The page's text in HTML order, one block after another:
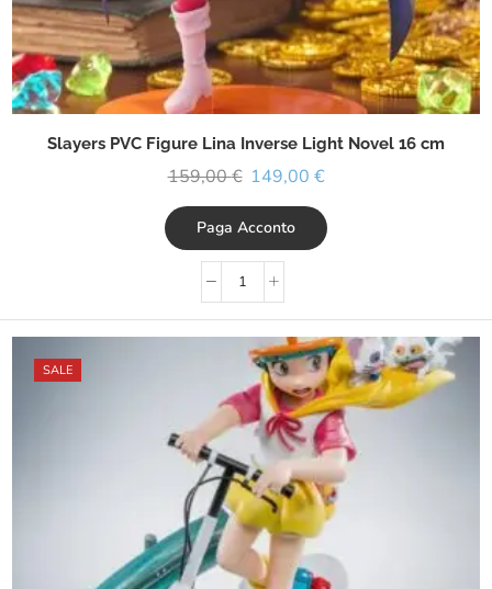
Slayers PVC Figure Lina Inverse Light Novel 16 cm
159,00€ 149,00 €
Paga Acconto
SALE